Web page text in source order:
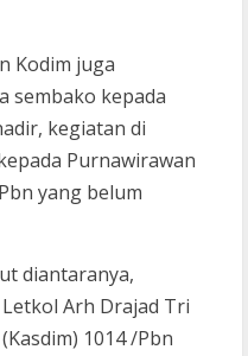
Kodim juga
sembako kepada
kegiatan di
Purnawirawan
yang belum
diantaranya,
Arh Drajad Tri
1014 /Pbn